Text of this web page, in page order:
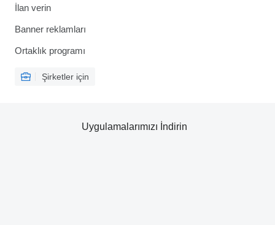
İlan verin
Banner reklamları
Ortaklık programı
Şirketler için
Uygulamalarımızı İndirin